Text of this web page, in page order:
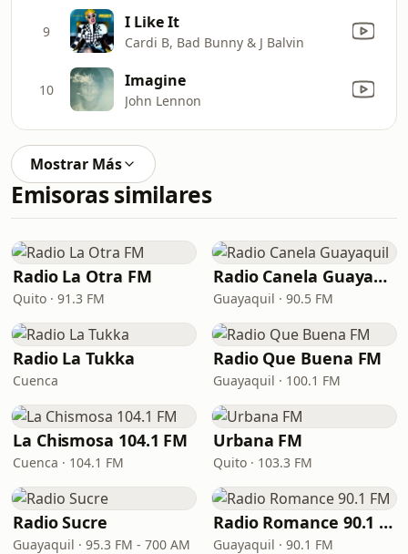
9 I Like It
Cardi B, Bad Bunny & J Balvin
10 Imagine
John Lennon
Mostrar Más
Emisoras similares
Radio La Otra FM
Quito · 91.3 FM
Radio Canela Guayaquil
Guayaquil · 90.5 FM
Radio La Tukka
Cuenca
Radio Que Buena FM
Guayaquil · 100.1 FM
La Chismosa 104.1 FM
Cuenca · 104.1 FM
Urbana FM
Quito · 103.3 FM
Radio Sucre
Guayaquil · 95.3 FM - 700 AM
Radio Romance 90.1 FM
Guayaquil · 90.1 FM